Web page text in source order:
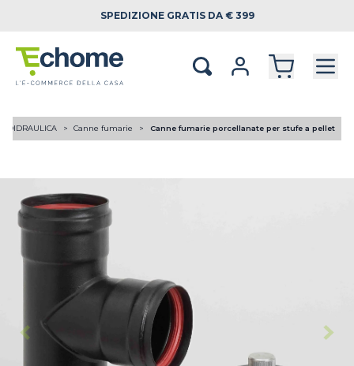
SPEDIZIONE GRATIS DA € 399
Canne fumarie Canne fumarie porcellanate per stufe a pellet